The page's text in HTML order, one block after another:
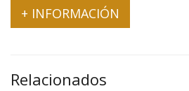
+ INFORMACIÓN
Relacionados